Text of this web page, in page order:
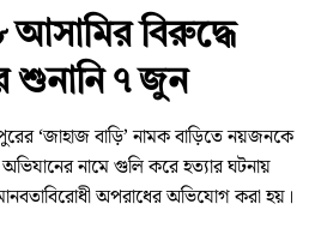
আসামির বিরুদ্ধে
শুনানি ৭ জুন
‘জাহাজ বাড়ি’ নামক বাড়িতে নয়জনকে
নামে গুলি করে হত্যার ঘটনায়
অপরাধের অভিযোগ করা হয়।